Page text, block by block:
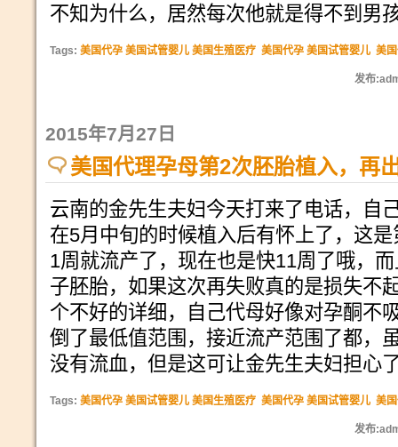
不知为什么，居然每次他就是得不到男
Tags: 美国代孕 美国试管婴儿 美国生殖医疗 美国代孕 美国试管婴儿 美
发布
2015年7月27日
美国代理孕母第2次胚胎植入，再
云南的金先生夫妇今天打来了电话，自
在5月中旬的时候植入后有怀上了，这
1周就流产了，现在也是快11周了哦，
子胚胎，如果这次再失败真的是损失不
个不好的详细，自己代母好像对孕酮不
倒了最低值范围，接近流产范围了都，
没有流血，但是这可让金先生夫妇担心
Tags: 美国代孕 美国试管婴儿 美国生殖医疗 美国代孕 美国试管婴儿 美
发布